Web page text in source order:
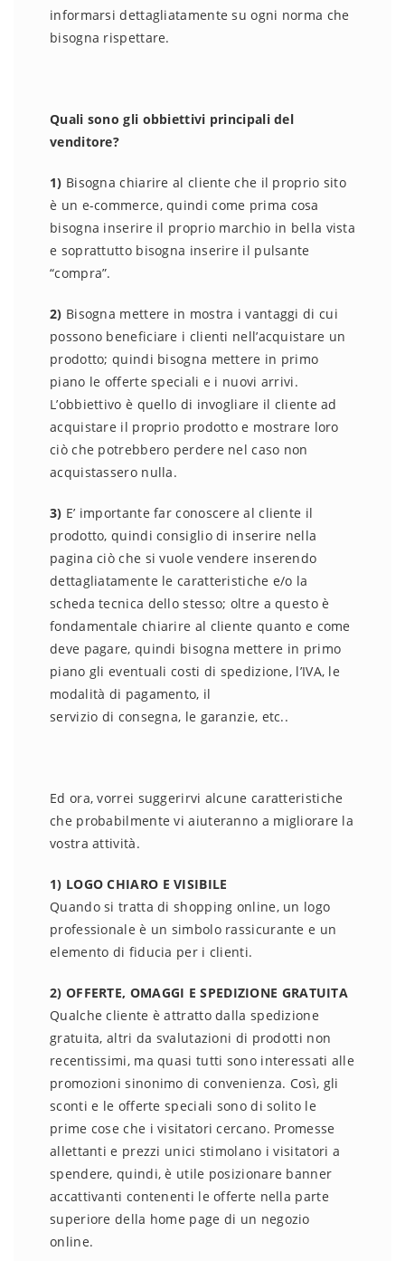
informarsi dettagliatamente su ogni norma che
bisogna rispettare.
Quali sono gli obbiettivi principali del
venditore?
1) Bisogna chiarire al cliente che il proprio sito
è un e-commerce, quindi come prima cosa
bisogna inserire il proprio marchio in bella vista
e soprattutto bisogna inserire il pulsante
“compra”.
2) Bisogna mettere in mostra i vantaggi di cui
possono beneficiare i clienti nell’acquistare un
prodotto; quindi bisogna mettere in primo
piano le offerte speciali e i nuovi arrivi.
L’obbiettivo è quello di invogliare il cliente ad
acquistare il proprio prodotto e mostrare loro
ciò che potrebbero perdere nel caso non
acquistassero nulla.
3) E’ importante far conoscere al cliente il
prodotto, quindi consiglio di inserire nella
pagina ciò che si vuole vendere inserendo
dettagliatamente le caratteristiche e/o la
scheda tecnica dello stesso; oltre a questo è
fondamentale chiarire al cliente quanto e come
deve pagare, quindi bisogna mettere in primo
piano gli eventuali costi di spedizione, l’IVA, le
modalità di pagamento, il
servizio di consegna, le garanzie, etc..
Ed ora, vorrei suggerirvi alcune caratteristiche
che probabilmente vi aiuteranno a migliorare la
vostra attività.
1) LOGO CHIARO E VISIBILE
Quando si tratta di shopping online, un logo
professionale è un simbolo rassicurante e un
elemento di fiducia per i clienti.
2) OFFERTE, OMAGGI E SPEDIZIONE GRATUITA
Qualche cliente è attratto dalla spedizione
gratuita, altri da svalutazioni di prodotti non
recentissimi, ma quasi tutti sono interessati alle
promozioni sinonimo di convenienza. Così, gli
sconti e le offerte speciali sono di solito le
prime cose che i visitatori cercano. Promesse
allettanti e prezzi unici stimolano i visitatori a
spendere, quindi, è utile posizionare banner
accattivanti contenenti le offerte nella parte
superiore della home page di un negozio
online.